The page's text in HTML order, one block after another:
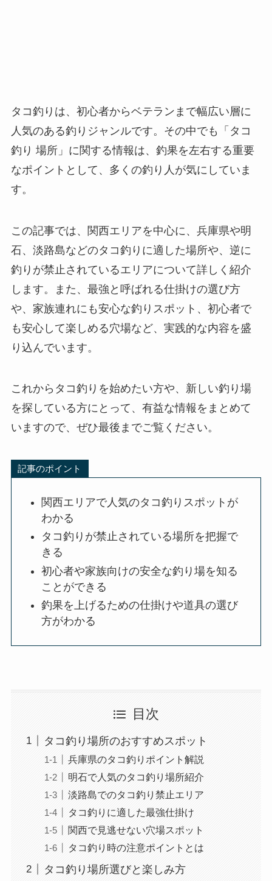
タコ釣りは、初心者からベテランまで幅広い層に
人気のある釣りジャンルです。その中でも「タコ
釣り 場所」に関する情報は、釣果を左右する重要
なポイントとして、多くの釣り人が気にしていま
す。
この記事では、関西エリアを中心に、兵庫県や明
石、淡路島などのタコ釣りに適した場所や、逆に
釣りが禁止されているエリアについて詳しく紹介
します。また、最強と呼ばれる仕掛けの選び方
や、家族連れにも安心な釣りスポット、初心者で
も安心して楽しめる穴場など、実践的な内容を盛
り込んでいます。
これからタコ釣りを始めたい方や、新しい釣り場
を探している方にとって、有益な情報をまとめて
いますので、ぜひ最後までご覧ください。
記事のポイント
関西エリアで人気のタコ釣りスポットが
わかる
タコ釣りが禁止されている場所を把握で
きる
初心者や家族向けの安全な釣り場を知る
ことができる
釣果を上げるための仕掛けや道具の選び
方がわかる
目次
タコ釣り場所のおすすめスポット
兵庫県のタコ釣りポイント解説
明石で人気のタコ釣り場所紹介
淡路島でのタコ釣り禁止エリア
タコ釣りに適した最強仕掛け
関西で見逃せない穴場スポット
タコ釣り時の注意ポイントとは
タコ釣り場所選びと楽しみ方